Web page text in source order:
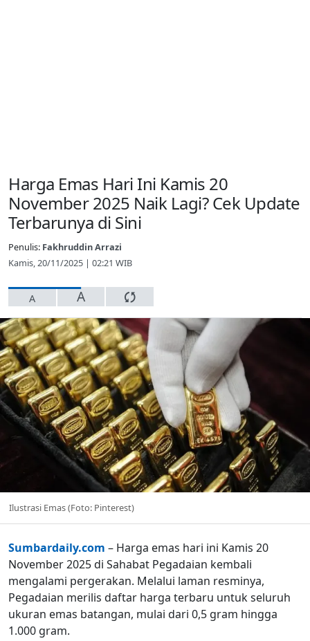
Harga Emas Hari Ini Kamis 20
November 2025 Naik Lagi? Cek Update
Terbarunya di Sini
Penulis: Fakhruddin Arrazi
Kamis, 20/11/2025 | 02:21 WIB
A A
Ilustrasi Emas (Foto: Pinterest)
Sumbardaily.com – Harga emas hari ini Kamis 20
November 2025 di Sahabat Pegadaian kembali
mengalami pergerakan. Melalui laman resminya,
Pegadaian merilis daftar harga terbaru untuk seluruh
ukuran emas batangan, mulai dari 0,5 gram hingga
1.000 gram.